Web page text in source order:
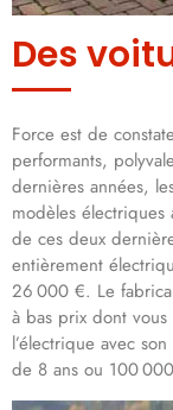
Des
Force est de
performants,
dernières années,
modèles
de ces deux
entièrement
26 000 €. Le
à bas prix dont
l’électrique avec
de 8 ans ou 100